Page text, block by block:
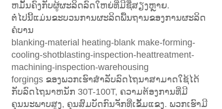
ຫມັ້ນຄົງກັບຜູ້ຜະລິດລົດໃຫຍ່ທີ່ມີຊື່ສຽງຫຼາຍ.
ຕໍ່​ໄປ​ນີ້​ແມ່ນ​ຂະ​ບວນ​ການ​ຜະ​ລິດ​ພື້ນ​ຖານ​ຂອງ​ການ​ຜະ​ລິດ​
ຄໍ​ບານ​
blanking-material heating-blank make-forming-
cooling-shotblasting-inspection-heattreatment-
machining-inspection-warehousing
forgings ຂອງພວກເຮົາສໍາລັບລົດໄຖນາສາມາດໃຊ້ໄດ້
ກັບລົດໄຖນາຫນັກ 30T-100T, ຄວາມຕ້ອງການທີ່ມີ
ຄຸນນະພາບສູງ, ຄຸນສົມບັດກົນຈັກທີ່ເຂັ້ມແຂງ. ພວກ​ເຮົາ​ມີ​